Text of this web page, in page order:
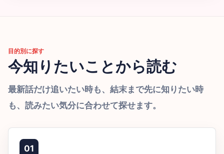
目的別に探す
今知りたいことから読む
最新話だけ追いたい時も、結末まで先に知りたい時
も、読みたい気分に合わせて探せます。
01